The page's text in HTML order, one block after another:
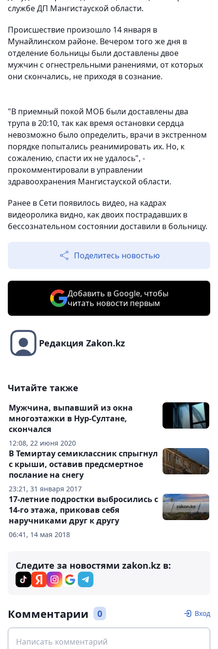
службе ДП Мангистауской области.
Происшествие произошло 14 января в
Мунайлинском районе. Вечером того же дня в
отделение больницы были доставлены двое
мужчин с огнестрельными ранениями, от которых
они скончались, не приходя в сознание.
"В приемный покой МОБ были доставлены два
трупа в 20:10, так как время остановки сердца
невозможно было определить, врачи в экстренном
порядке попытались реанимировать их. Но, к
сожалению, спасти их не удалось", -
прокомментировали в управлении
здравоохранения Мангистауской области.
Ранее в Сети появилось видео, на кадрах
видеоролика видно, как двоих пострадавших в
бессознательном состоянии доставили в больницу.
Поделитесь новостью
Добавить в Google, чтобы
читать новости первым
Редакция Zakon.kz
Читайте также
12:08, 22 июня 2020
Мужчина, выпавший из окна
многоэтажки в Нур-Султане,
скончался
23:21, 31 января 2017
В Темиртау семиклассник спрыгнул
с крыши, оставив предсмертное
послание на снегу
06:41, 14 мая 2018
17-летние подростки выбросились с
14-го этажа, приковав себя
наручниками друг к другу
Следите за новостями zakon.kz в:
Комментарии 0 Вход